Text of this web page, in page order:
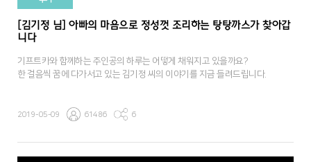
[김기정 님] 아빠의 마음으로 정성껏 조리하는 탕탕까스가 찾아갑
니다
기프트카와 함께하는 주인공의 하루는 어떻게 채워지고 있을까요?
한 걸음씩 꿈에 다가서고 있는 김기정 씨의 이야기를 지금 들려드립니다.
2019-05-09 61486 6